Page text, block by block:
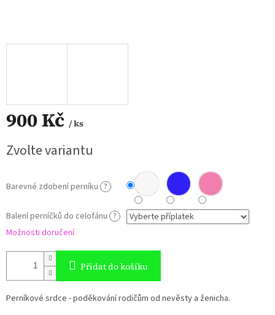
900 Kč / ks
cena:
Zvolte variantu
Barevné zdobení perníku ?
Balení perníčků do celofánu ?
Možnosti doručení
Přidat do košíku
Perníkové srdce - poděkování rodičům od nevěsty a ženicha.